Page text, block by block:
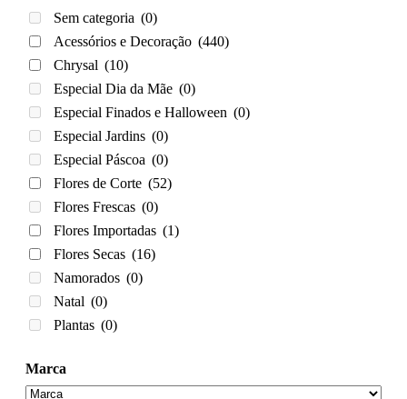
Sem categoria (0)
Acessórios e Decoração (440)
Chrysal (10)
Especial Dia da Mãe (0)
Especial Finados e Halloween (0)
Especial Jardins (0)
Especial Páscoa (0)
Flores de Corte (52)
Flores Frescas (0)
Flores Importadas (1)
Flores Secas (16)
Namorados (0)
Natal (0)
Plantas (0)
Marca